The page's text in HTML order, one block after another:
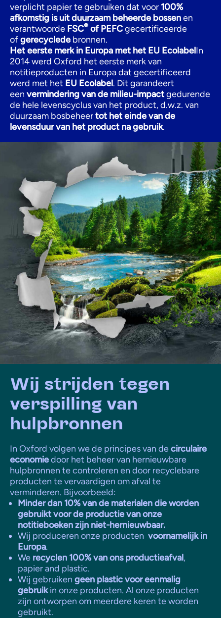
verplicht papier te gebruiken dat voor 100%
afkomstig is uit duurzaam beheerde bossenen
verantwoorde FSC® of PEFCgecertificeerde
ofgerecyclede bronnen.
Het eerste merk in Europa met het EU EcolabelIn
2014 werd Oxford het eerste merk van
notitieproducten in Europa dat gecertificeerd
werd met het EU Ecolabel. Dit garandeert
een vermindering van de milieu-impactgedurende
de hele levenscyclus van het product, d.w.z. van
duurzaam bosbeheertot het einde van de
levensduur van het product na gebruik.
Wij strijden tegen
verspilling van
hulpbronnen
In Oxford volgen we de principes van decirculaire
economiedoor het beheer van hernieuwbare
hulpbronnen te controleren en door recyclebare
producten te vervaardigen om afval te
verminderen. Bijvoorbeeld:
Minder dan 10% van de materialen die worden
gebruikt voor de productie van onze
notitieboeken zijn niet-hernieuwbaar.
Wij produceren onze producten voornamelijk in
Europa.
We recyclen 100% van ons productieafval,
papier and plastic.
Wij gebruiken geen plastic voor eenmalig
gebruikin onze producten. Al onze producten
zijn ontworpen om meerdere keren te worden
gebruikt.